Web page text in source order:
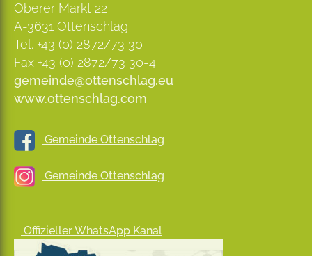
Oberer Markt 22
A-3631 Ottenschlag
Tel. +43 (0) 2872/73 30
Fax +43 (0) 2872/73 30-4
gemeinde@ottenschlag.eu
www.ottenschlag.com
Gemeinde Ottenschlag
Gemeinde Ottenschlag
Offizieller WhatsApp Kanal